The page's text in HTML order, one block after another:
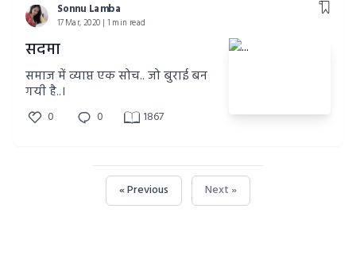
Sonnu Lamba
17 Mar, 2020 | 1 min read
सदमा
समाज में व्याप्त एक सोच.. जो बुराई बन
गयी है..।
0 0 1867
« Previous Next »